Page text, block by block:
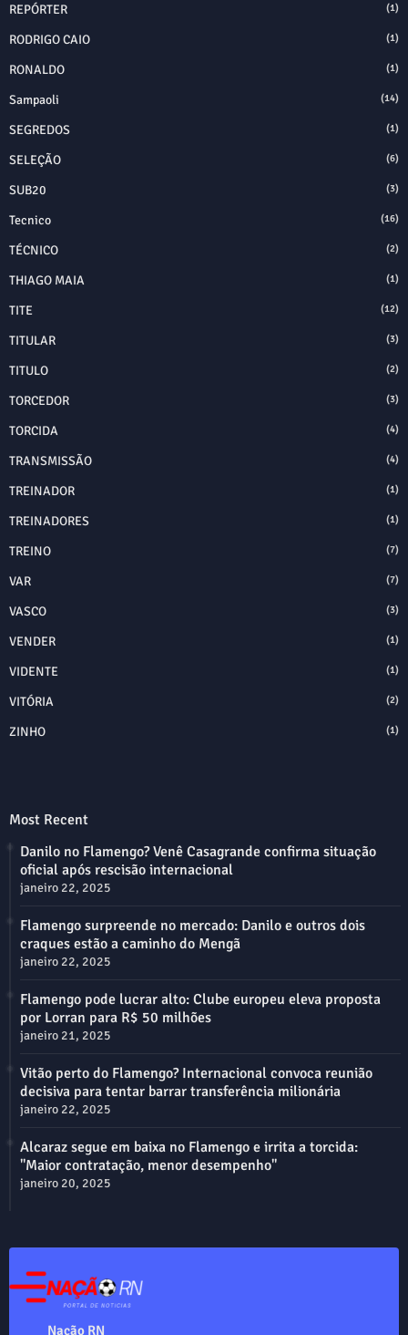
REPÓRTER (1)
RODRIGO CAIO (1)
RONALDO (1)
Sampaoli (14)
SEGREDOS (1)
SELEÇÃO (6)
SUB20 (3)
Tecnico (16)
TÉCNICO (2)
THIAGO MAIA (1)
TITE (12)
TITULAR (3)
TITULO (2)
TORCEDOR (3)
TORCIDA (4)
TRANSMISSÃO (4)
TREINADOR (1)
TREINADORES (1)
TREINO (7)
VAR (7)
VASCO (3)
VENDER (1)
VIDENTE (1)
VITÓRIA (2)
ZINHO (1)
Most Recent
Danilo no Flamengo? Venê Casagrande confirma situação
oficial após rescisão internacional
janeiro 22, 2025
Flamengo surpreende no mercado: Danilo e outros dois
craques estão a caminho do Mengã
janeiro 22, 2025
Flamengo pode lucrar alto: Clube europeu eleva proposta
por Lorran para R$ 50 milhões
janeiro 21, 2025
Vitão perto do Flamengo? Internacional convoca reunião
decisiva para tentar barrar transferência milionária
janeiro 22, 2025
Alcaraz segue em baixa no Flamengo e irrita a torcida:
"Maior contratação, menor desempenho"
janeiro 20, 2025
Nação RN